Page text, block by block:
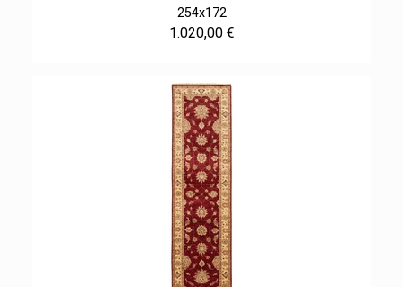
254x172
1.020,00 €